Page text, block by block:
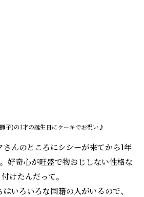
子)の1才の誕生日にケーキでお祝い♪
んのところにシシーが来てから1年
好奇心が旺盛で物おじしない性格な
けたんだって。
いろいろな国籍の人がいるので、